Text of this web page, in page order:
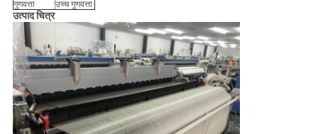
गुणवत्ता
उच्च गुणवत्ता
उत्पाद चित्र